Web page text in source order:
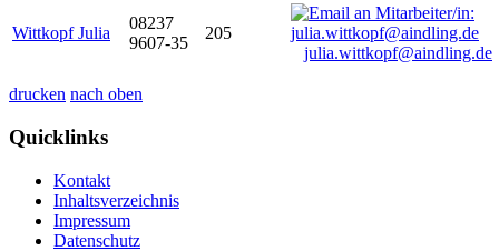
Wittkopf Julia
08237
9607-35
205
julia.wittkopf@aindling.de
drucken nach oben
Quicklinks
Kontakt
Inhaltsverzeichnis
Impressum
Datenschutz